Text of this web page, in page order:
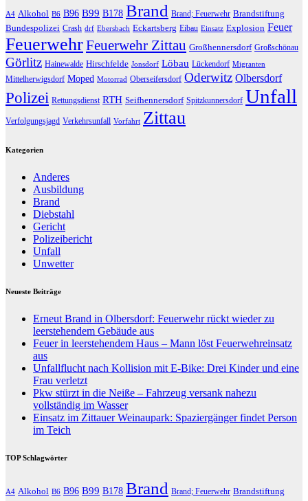
A4 Alkohol B6 B96 B99 B178 Brand Brand; Feuerwehr Brandstiftung
Bundespolizei Crash drf Ebersbach Eckartsberg Eibau Einsatz Explosion Feuer
FeuerwehrFeuerwehr Zittau Großhennersdorf Großschönau
Görlitz Hainewalde Hirschfelde Jonsdorf Löbau Lückendorf Migranten
Mittelherwigsdorf Moped Motorrad Oberseifersdorf Oderwitz Olbersdorf
Polizei Rettungsdienst RTH Seifhennersdorf Spitzkunnersdorf Unfall
Verfolgungsjagd Verkehrsunfall Vorfahrt Zittau
Kategorien
Anderes
Ausbildung
Brand
Diebstahl
Gericht
Polizeibericht
Unfall
Unwetter
Neueste Beiträge
Erneut Brand in Olbersdorf: Feuerwehr rückt wieder zu
leerstehendem Gebäude aus
Feuer in leerstehendem Haus – Mann löst Feuerwehreinsatz
aus
Unfallflucht nach Kollision mit E-Bike: Drei Kinder und eine
Frau verletzt
Pkw stürzt in die Neiße – Fahrzeug versank nahezu
vollständig im Wasser
Einsatz im Zittauer Weinaupark: Spaziergänger findet Person
im Teich
TOP Schlagwörter
A4 Alkohol B6 B96 B99 B178 Brand Brand; Feuerwehr Brandstiftung